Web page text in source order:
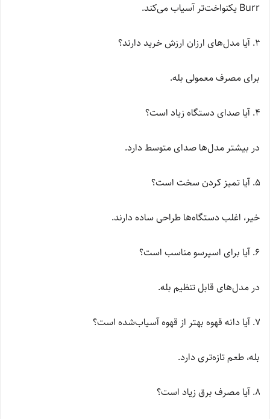
Burr یکنواخت‌تر آسیاب می‌کند.
آیا مدل‌های ارزان ارزش خرید دارند؟
برای مصرف معمولی بله.
آیا صدای دستگاه زیاد است؟
در بیشتر مدل‌ها صدای متوسط دارد.
آیا تمیز کردن سخت است؟
خیر، اغلب دستگاه‌ها طراحی ساده دارند.
آیا برای اسپرسو مناسب است؟
در مدل‌های قابل تنظیم بله.
آیا دانه قهوه بهتر از قهوه آسیاب‌شده است؟
بله، طعم تازه‌تری دارد.
آیا مصرف برق زیاد است؟